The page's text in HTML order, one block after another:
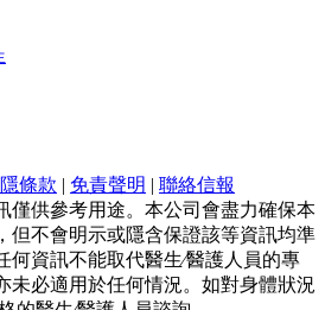
條款 | 免責聲明 | 聯絡信報
僅供參考用途。本公司會盡力確保本
但不會明示或隱含保證該等資訊均準
何資訊不能取代醫生∕醫護人員的專
未必適用於任何情況。如對身體狀況